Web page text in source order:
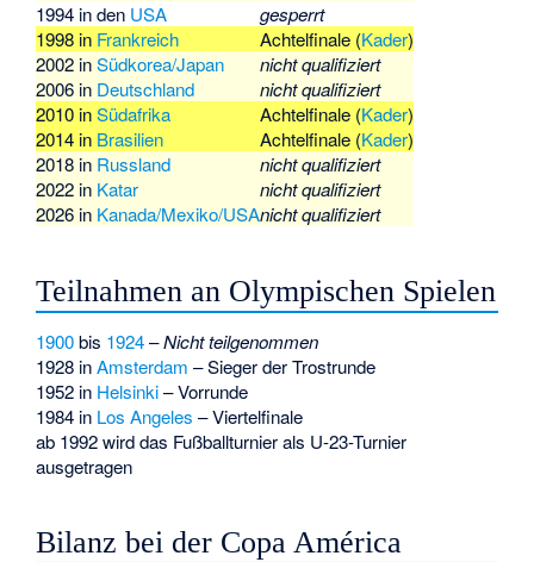
1994 in den USA
gesperrt
1998 in Frankreich Achtelfinale (Kader)
2002 inSüdkorea/Japan
nicht qualifiziert
2006 in Deutschland
nicht qualifiziert
2010 inSüdafrika Achtelfinale (Kader)
2014 in Brasilien Achtelfinale (Kader)
2018 in Russland
nicht qualifiziert
2022 in Katar
nicht qualifiziert
2026 in Kanada/Mexiko/USAnicht qualifiziert
Teilnahmen an Olympischen Spielen
1900bis 1924–Nicht teilgenommen
1928 inAmsterdam – Sieger der Trostrunde
1952 in Helsinki– Vorrunde
1984 in Los Angeles – Viertelfinale
ab 1992 wird das Fußballturnier als U-23-Turnier
ausgetragen
Bilanz bei der Copa América